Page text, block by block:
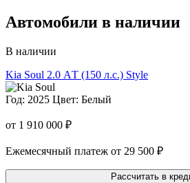
Автомобили в наличии
В наличии
Kia Soul 2.0 АT (150 л.с.) Style
Год: 2025 Цвет: Белый
от 1 910 000 ₽
Ежемесячный платеж от 29 500 ₽
Рассчитать в